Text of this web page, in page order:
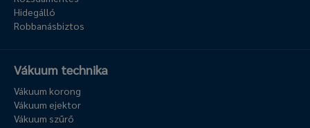
Hidegálló
Robbanásbiztos
Vákuum technika
Vákuum korong
Vákuum ejektor
Vákuum szűrő